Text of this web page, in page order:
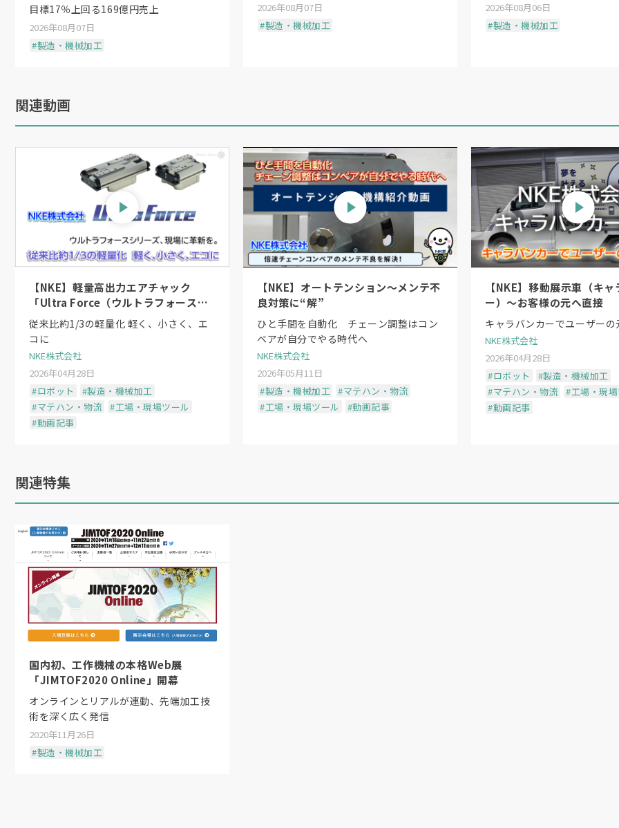
目標17％上回る169億円売上
2026年08月07日
#製造・機械加工
2026年08月07日
#製造・機械加工
2026年08月06日
#製造・機械加工
関連動画
【NKE】軽量高出力エアチャック
「Ultra Force（ウルトラフォース）
シリーズ」〜日本初のシーケンスシリ
ンダ機構
従来比約1/3の軽量化 軽く、小さく、エ
コに
NKE株式会社
2026年04月28日
#ロボット
#製造・機械加工
#マテハン・物流
#工場・現場ツール
#動画記事
【NKE】オートテンション〜メンテ不
良対策に“解”
ひと手間を自動化 チェーン調整はコン
ベアが自分でやる時代へ
NKE株式会社
2026年05月11日
#製造・機械加工 #マテハン・物流
#工場・現場ツール
#動画記事
【NKE】移動展示車（キ
ー）〜お客様の元へ直接
キャラバンカーでユーザーの
NKE株式会社
2026年04月28日
#ロボット
#製造・機械加工
#マテハン・物流
#工場・現
#動画記事
関連特集
国内初、工作機械の本格Web展
「JIMTOF2020 Online」開幕
オンラインとリアルが連動、先端加工技
術を深く広く発信
2020年11月26日
#製造・機械加工